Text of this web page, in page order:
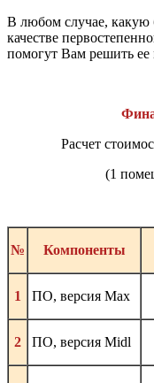
В любом случае, какую
качестве
помогут Вам решить
Расчет
(1
№ Компоненты
1 ПО, версия Max
2 ПО, версия Midl